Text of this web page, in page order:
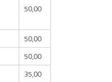
50,00
50,00
50,00
35,00